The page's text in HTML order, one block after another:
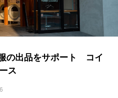
の出品をサポート コイ
ス